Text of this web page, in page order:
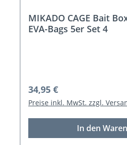
MIKADO CAGE Bait
EVA-Bags 5er Set 4
Regulärer Preis:
34,95 €
Preise inkl. MwSt. zzgl.
In den